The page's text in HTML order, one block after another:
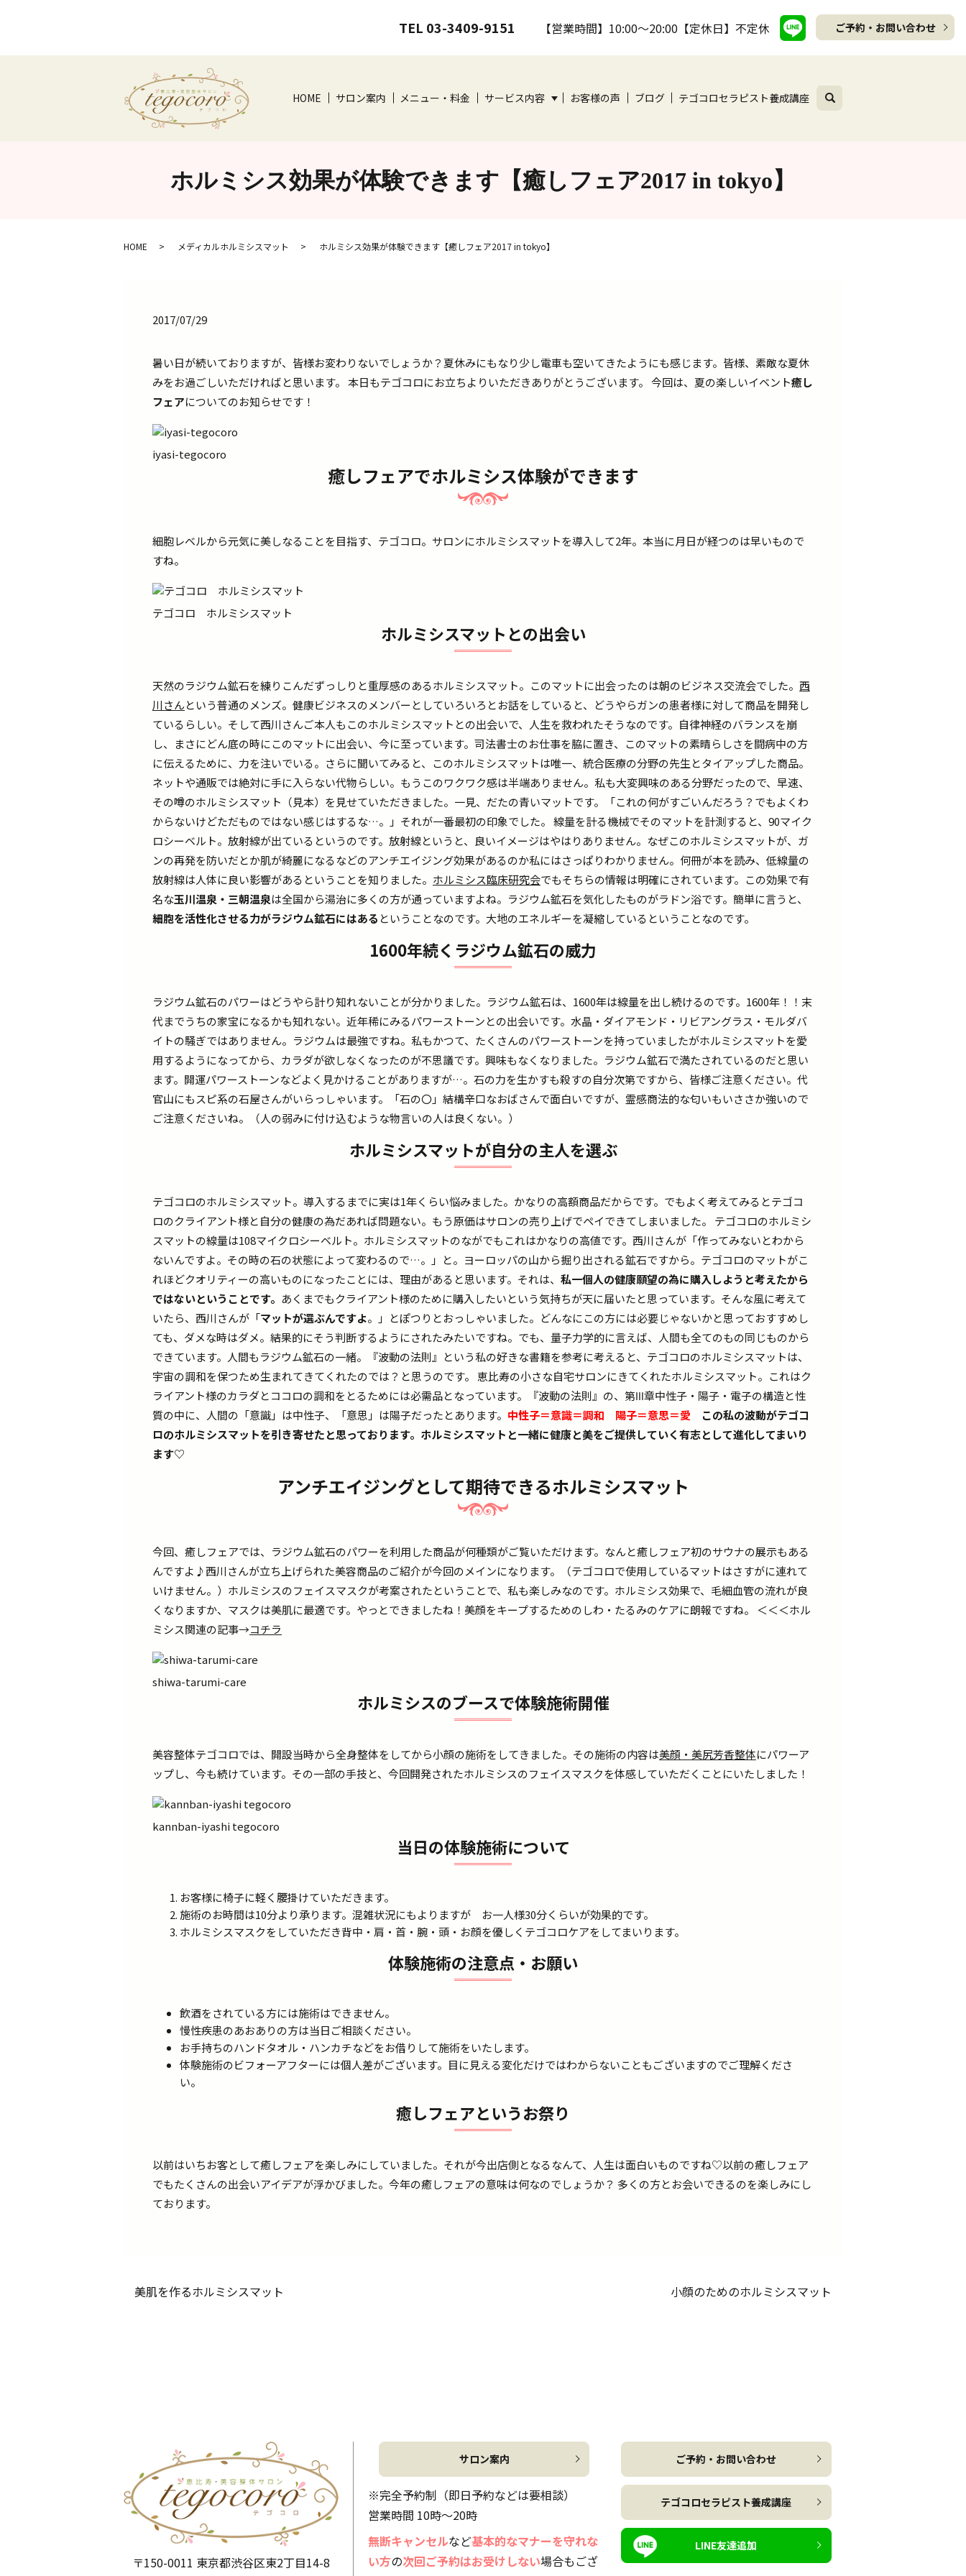
TEL 03-3409-9151 【営業時間】10:00～20:00【定休日】不定休 ご予約・お問い合わせ
HOME サロン案内 メニュー・料金 サービス内容 お客様の声 ブログ テゴコロセラピスト養成講座
ホルミシス効果が体験できます【癒しフェア2017 in tokyo】
HOME メディカルホルミシスマット ホルミシス効果が体験できます【癒しフェア2017 in tokyo】
2017/07/29
暑い日が続いておりますが、皆様お変わりないでしょうか？夏休みにもなり少し電車も空いてきたようにも感じます。皆様、素敵な夏休
みをお過ごしいただければと思います。 本日もテゴコロにお立ちよりいただきありがとうございます。 今回は、夏の楽しいイベント癒し
フェアについてのお知らせです！
iyasi-tegocoro
癒しフェアでホルミシス体験ができます
細胞レベルから元気に美しなることを目指す、テゴコロ。サロンにホルミシスマットを導入して2年。本当に月日が経つのは早いもので
すね。
テゴコロ ホルミシスマット
ホルミシスマットとの出会い
天然のラジウム鉱石を練りこんだずっしりと重厚感のあるホルミシスマット。このマットに出会ったのは朝のビジネス交流会でした。 西
川さんという普通のメンズ。健康ビジネスのメンバーとしていろいろとお話をしていると、どうやらガンの患者様に対して商品を開発し
ているらしい。そして西川さんご本人もこのホルミシスマットとの出会いで、人生を救われたそうなのです。自律神経のバランスを崩
し、まさにどん底の時にこのマットに出会い、今に至っています。司法書士のお仕事を脇に置き、このマットの素晴らしさを闘病中の方
に伝えるために、力を注いでいる。さらに聞いてみると、このホルミシスマットは唯一、統合医療の分野の先生とタイアップした商品。
ネットや通販では絶対に手に入らない代物らしい。もうこのワクワク感は半端ありません。私も大変興味のある分野だったので、早速、
その噂のホルミシスマット（見本）を見せていただきました。一見、だたの青いマットです。「これの何がすごいんだろう？でもよくわ
からないけどただものではない感じはするな…。」それが一番最初の印象でした。 線量を計る機械でそのマットを計測すると、90マイク
ロシーベルト。放射線が出ているというのです。放射線というと、良いイメージはやはりありません。なぜこのホルミシスマットが、ガ
ンの再発を防いだとか肌が綺麗になるなどのアンチエイジング効果があるのか私にはさっぱりわかりません。何冊が本を読み、低線量の
放射線は人体に良い影響があるということを知りました。 ホルミシス臨床研究会でもそちらの情報は明確にされています。この効果で有
名な玉川温泉・三朝温泉は全国から湯治に多くの方が通っていますよね。ラジウム鉱石を気化したものがラドン浴です。簡単に言うと、
細胞を活性化させる力がラジウム鉱石にはある ということなのです。大地のエネルギーを凝縮しているということなのです。
1600年続くラジウム鉱石の威力
ラジウム鉱石のパワーはどうやら計り知れないことが分かりました。ラジウム鉱石は、1600年は線量を出し続けるのです。1600年！！末
代までうちの家宝になるかも知れない。近年稀にみるパワーストーンとの出会いです。水晶・ダイアモンド・リビアングラス・モルダバ
イトの騒ぎではありません。ラジウムは最強ですね。私もかつて、たくさんのパワーストーンを持っていましたがホルミシスマットを愛
用するようになってから、カラダが欲しなくなったのが不思議です。興味もなくなりました。ラジウム鉱石で満たされているのだと思い
ます。開運パワーストーンなどよく見かけることがありますが…。石の力を生かすも殺すの自分次第ですから、皆様ご注意ください。代
官山にもスピ系の石屋さんがいらっしゃいます。「石の〇」結構辛口なおばさんで面白いですが、霊感商法的な匂いもいささか強いので
ご注意くださいね。（人の弱みに付け込むような物言いの人は良くない。）
ホルミシスマットが自分の主人を選ぶ
テゴコロのホルミシスマット。導入するまでに実は1年くらい悩みました。かなりの高額商品だからです。でもよく考えてみるとテゴコ
ロのクライアント様と自分の健康の為だあれば問題ない。もう原価はサロンの売り上げでペイできてしまいました。 テゴコロのホルミシ
スマットの線量は108マイクロシーベルト。ホルミシスマットのながでもこれはかなりの高値です。西川さんが「作ってみないとわから
ないんですよ。その時の石の状態によって変わるので…。」と。ヨーロッパの山から掘り出される鉱石ですから。テゴコロのマットがこ
れほどクオリティーの高いものになったことには、理由があると思います。それは、 私一個人の健康願望の為に購入しようと考えたから
ではないということです。 あくまでもクライアント様のために購入したいという気持ちが天に届いたと思っています。そんな風に考えて
いたら、西川さんが「マットが選ぶんですよ。」とぽつりとおっしゃいました。どんなにこの方には必要じゃないかと思っておすすめし
ても、ダメな時はダメ。結果的にそう判断するようにされたみたいですね。でも、量子力学的に言えば、人間も全てのもの同じものから
できています。人間もラジウム鉱石の一緒。『波動の法則』という私の好きな書籍を参考に考えると、テゴコロのホルミシスマットは、
宇宙の調和を保つため生まれてきてくれたのでは？と思うのです。 恵比寿の小さな自宅サロンにきてくれたホルミシスマット。これはク
ライアント様のカラダとココロの調和をとるためには必需品となっています。『波動の法則』の、第Ⅲ章中性子・陽子・電子の構造と性
質の中に、人間の「意識」は中性子、「意思」は陽子だったとあります。 中性子＝意識＝調和 陽子＝意思＝愛 この私の波動がテゴコ
ロのホルミシスマットを引き寄せたと思っております。ホルミシスマットと一緒に健康と美をご提供していく有志として進化してまいり
ます♡
アンチエイジングとして期待できるホルミシスマット
今回、癒しフェアでは、ラジウム鉱石のパワーを利用した商品が何種類がご覧いただけます。なんと癒しフェア初のサウナの展示もある
んですよ♪西川さんが立ち上げられた美容商品のご紹介が今回のメインになります。（テゴコロで使用しているマットはさすがに連れて
いけません。）ホルミシスのフェイスマスクが考案されたということで、私も楽しみなのです。ホルミシス効果で、毛細血管の流れが良
くなりますか、マスクは美肌に最適です。やっとできましたね！美顔をキープするためのしわ・たるみのケアに朗報ですね。 ＜＜＜ホル
ミシス関連の記事→コチラ
shiwa-tarumi-care
ホルミシスのブースで体験施術開催
美容整体テゴコロでは、開設当時から全身整体をしてから小顔の施術をしてきました。その施術の内容は美顔・美尻芳香整体にパワーア
ップし、今も続けています。その一部の手技と、今回開発されたホルミシスのフェイスマスクを体感していただくことにいたしました！
kannban-iyashi tegocoro
当日の体験施術について
お客様に椅子に軽く腰掛けていただきます。
施術のお時間は10分より承ります。混雑状況にもよりますが お一人様30分くらいが効果的です。
ホルミシスマスクをしていただき背中・肩・首・腕・頭・お顔を優しくテゴコロケアをしてまいります。
体験施術の注意点・お願い
飲酒をされている方には施術はできません。
慢性疾患のあおありの方は当日ご相談ください。
お手持ちのハンドタオル・ハンカチなどをお借りして施術をいたします。
体験施術のビフォーアフターには個人差がございます。目に見える変化だけではわからないこともございますのでご理解くださ
い。
癒しフェアというお祭り
以前はいちお客として癒しフェアを楽しみにしていました。それが今出店側となるなんて、人生は面白いものですね♡以前の癒しフェア
でもたくさんの出会いアイデアが浮かびました。今年の癒しフェアの意味は何なのでしょうか？ 多くの方とお会いできるのを楽しみにし
ております。
美肌を作るホルミシスマット 小顔のためのホルミシスマット
〒150-0011 東京都渋谷区東2丁目14-8
サロン案内
※完全予約制（即日予約などは要相談）
営業時間 10時～20時
無断キャンセルなど基本的なマナーを守れな
い方の次回ご予約はお受けしない場合もござ
ご予約・お問い合わせ
テゴコロセラピスト養成講座
LINE友達追加